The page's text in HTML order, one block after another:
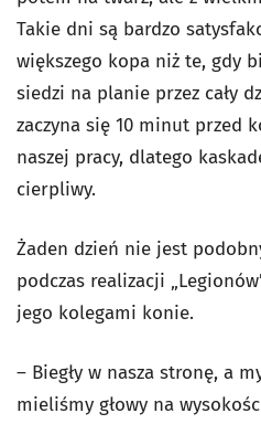
Takie dni są bardzo
większego kopa niż te, gdy
siedzi na planie przez cały
zaczyna się 10 minut przed
naszej pracy, dlatego
cierpliwy.
Żaden dzień nie jest
podczas realizacji
jego kolegami konie.
– Biegły w nasza stronę, a
mieliśmy głowy na